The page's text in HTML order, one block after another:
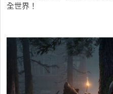
全世界！